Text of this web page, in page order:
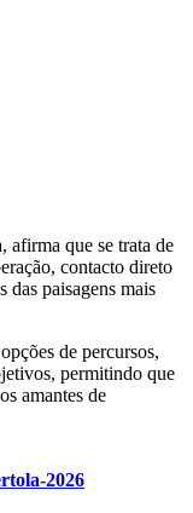
afirma que se trata de
contacto direto
das paisagens mais
de percursos,
permitindo que
amantes de
2026